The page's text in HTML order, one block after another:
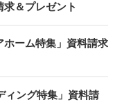
＆プレゼント
ーム特集」資料請求
ィング特集」資料請